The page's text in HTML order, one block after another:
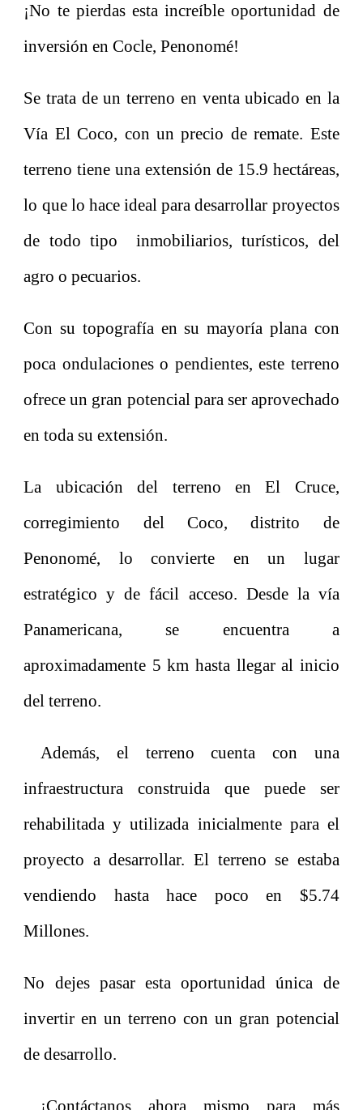
¡No te pierdas esta increíble oportunidad de
inversión en Cocle, Penonomé!
Se trata de un terreno en venta ubicado en la
Vía El Coco, con un precio de remate. Este
terreno tiene una extensión de 15.9 hectáreas,
lo que lo hace ideal para desarrollar proyectos
de todo tipo inmobiliarios, turísticos, del
agro o pecuarios.
Con su topografía en su mayoría plana con
poca ondulaciones o pendientes, este terreno
ofrece un gran potencial para ser aprovechado
en toda su extensión.
La ubicación del terreno en El Cruce,
corregimiento del Coco, distrito de
Penonomé, lo convierte en un lugar
estratégico y de fácil acceso. Desde la vía
Panamericana, se encuentra a
aproximadamente 5 km hasta llegar al inicio
del terreno.
Además, el terreno cuenta con una
infraestructura construida que puede ser
rehabilitada y utilizada inicialmente para el
proyecto a desarrollar. El terreno se estaba
vendiendo hasta hace poco en $5.74
Millones.
No dejes pasar esta oportunidad única de
invertir en un terreno con un gran potencial
de desarrollo.
¡Contáctanos ahora mismo para más